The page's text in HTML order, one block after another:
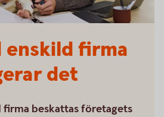
enskild firma
det
firma beskattas företagets